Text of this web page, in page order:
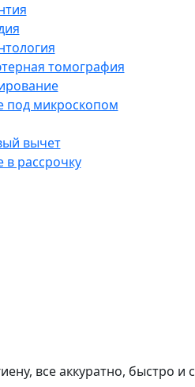
томография
под микроскопом
вычет
в рассрочку
все аккуратно, быстро и с